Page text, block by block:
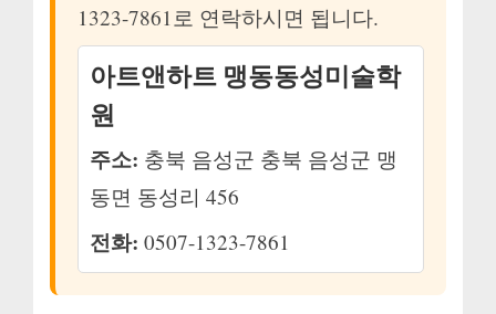
1323-7861로 연락하시면 됩니다.
아트앤하트 맹동동성미술학
원
주소: 충북 음성군 충북 음성군 맹
동면 동성리 456
전화: 0507-1323-7861